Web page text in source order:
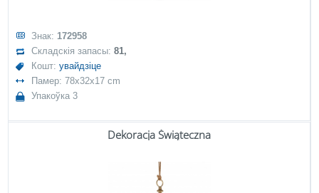
Знак: 172958
Складскія запасы:81,
Кошт:увайдзіце
Памер: 78x32x17 cm
Упакоўка 3
Dekoracja Świąteczna